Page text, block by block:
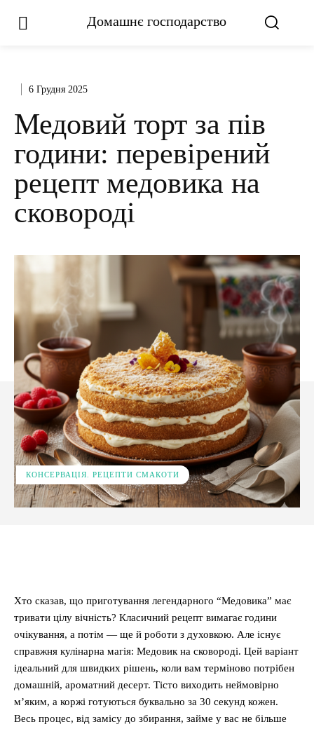
Домашнє господарство
6 Грудня 2025
Медовий торт за пів
години: перевірений
рецепт медовика на
сковороді
КОНСЕРВАЦІЯ. РЕЦЕПТИ СМАКОТИ
Хто сказав, що приготування легендарного “Медовика” має
тривати цілу вічність? Класичний рецепт вимагає години
очікування, а потім — ще й роботи з духовкою. Але існує
справжня кулінарна магія: Медовик на сковороді. Цей варіант
ідеальний для швидких рішень, коли вам терміново потрібен
домашній, ароматний десерт. Тісто виходить неймовірно
м’яким, а коржі готуються буквально за 30 секунд кожен.
Весь процес, від замісу до збирання, займе у вас не більше